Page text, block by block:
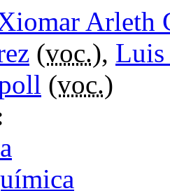
Arleth
(voc.), Luis
(voc.)